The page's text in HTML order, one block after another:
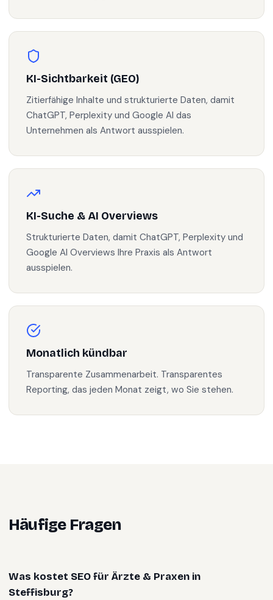
KI-Sichtbarkeit (GEO)
Zitierfähige Inhalte und strukturierte Daten, damit
ChatGPT, Perplexity und Google AI das
Unternehmen als Antwort ausspielen.
KI-Suche & AI Overviews
Strukturierte Daten, damit ChatGPT, Perplexity und
Google AI Overviews Ihre Praxis als Antwort
ausspielen.
Monatlich kündbar
Transparente Zusammenarbeit. Transparentes
Reporting, das jeden Monat zeigt, wo Sie stehen.
Häufige Fragen
Was kostet SEO für Ärzte & Praxen in
Steffisburg?